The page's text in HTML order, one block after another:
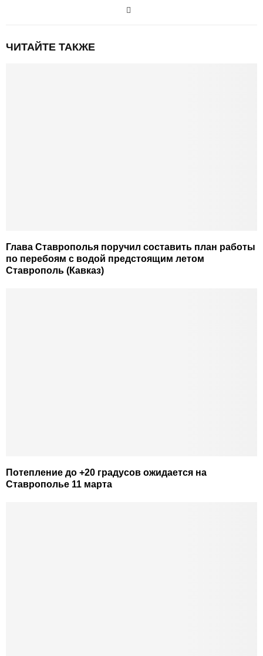
ЧИТАЙТЕ ТАКЖЕ
Глава Ставрополья поручил составить план работы
по перебоям с водой предстоящим летом
Ставрополь (Кавказ)
Потепление до +20 градусов ожидается на
Ставрополье 11 марта